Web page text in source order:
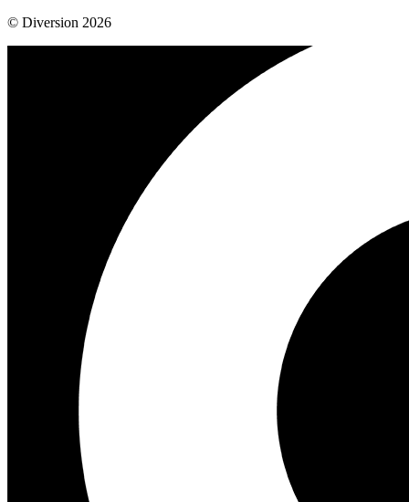
© Diversion 2026